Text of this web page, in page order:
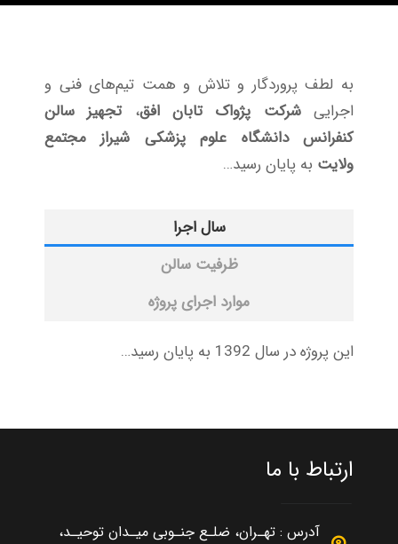
به لطف پروردگار و تلاش و همت تیم‌های فنی و
اجراییشرکت پژواک تابان افق، تجهیز سالن
کنفرانس دانشگاه علوم پزشکی شیراز مجتمع
ولایت به پایان رسید…
سال اجرا
ظرفیت سالن
موارد اجرای پروژه
این پروژه در سال 1392 به پایان رسید…
ارتباط با ما
آدرس : تهـران، ضلـع جنـوبی میـدان توحیـد،